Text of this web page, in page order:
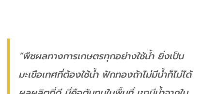
“พืชผลทางการเกษตรทุกอย่างใช้น้ำ ยิ่งเป็น
มะเขือเทศที่ต้องใช้น้ำ ฟักทองถ้าไม่มีน้ำก็ไม่ได้